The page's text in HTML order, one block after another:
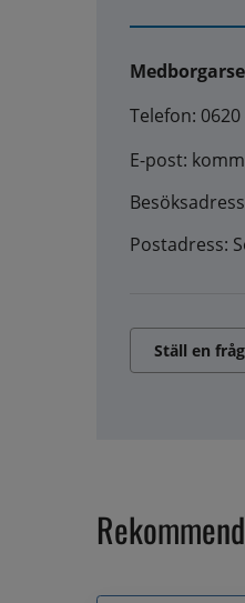
Telefon: 0620
E-post:
Postadress:
Ställ en